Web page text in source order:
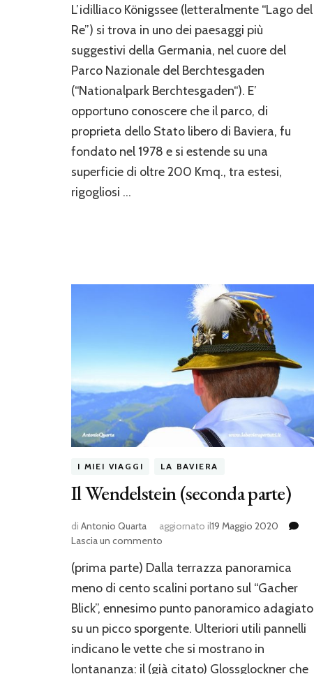
Königssee
L’idilliaco Königssee (letteralmente “Lago del
Re”) si trova in uno dei paesaggi più
suggestivi della Germania, nel cuore del
Parco Nazionale del Berchtesgaden
(“Nationalpark Berchtesgaden“). E’
opportuno conoscere che il parco, di
proprieta dello Stato libero di Baviera, fu
fondato nel 1978 e si estende su una
superficie di oltre 200 Kmq., tra estesi,
rigogliosi …
I MIEI VIAGGI LA BAVIERA
Il Wendelstein (seconda parte)
di Antonio Quarta aggiornato il19 Maggio 2020
Lascia un commento
Wendelstein
(seconda
(prima parte) Dalla terrazza panoramica
meno di cento scalini portano sul “Gacher
Blick”, ennesimo punto panoramico adagiato
su un picco sporgente. Ulteriori utili pannelli
indicano le vette che si mostrano in
lontananza: il (già citato) Glossglockner che